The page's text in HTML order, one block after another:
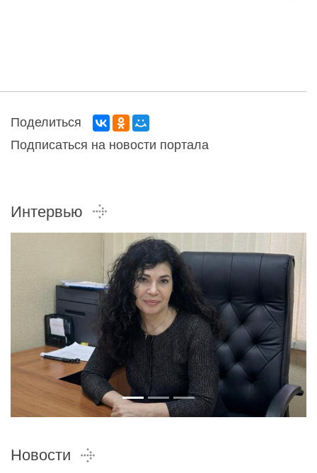
Поделиться
Подписаться на новости портала
Интервью
Новости